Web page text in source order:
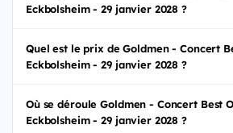
Eckbolsheim - 29 janvier 2028 ?
Quel est le prix de Goldmen - Concert
Eckbolsheim - 29 janvier 2028 ?
Où se déroule Goldmen - Concert Best
Eckbolsheim - 29 janvier 2028 ?